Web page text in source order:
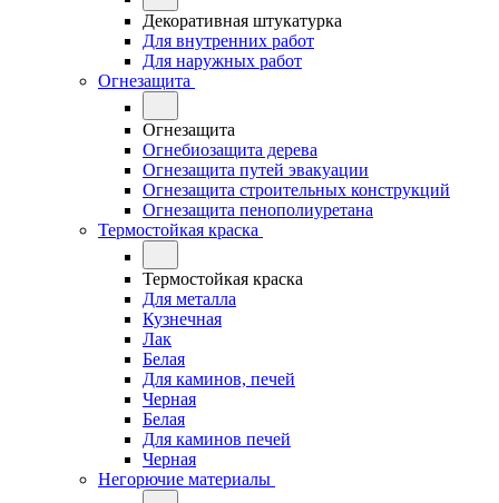
Декоративная штукатурка
Для внутренних работ
Для наружных работ
Огнезащита
Огнезащита
Огнебиозащита дерева
Огнезащита путей эвакуации
Огнезащита строительных конструкций
Огнезащита пенополиуретана
Термостойкая краска
Термостойкая краска
Для металла
Кузнечная
Лак
Белая
Для каминов, печей
Черная
Белая
Для каминов печей
Черная
Негорючие материалы